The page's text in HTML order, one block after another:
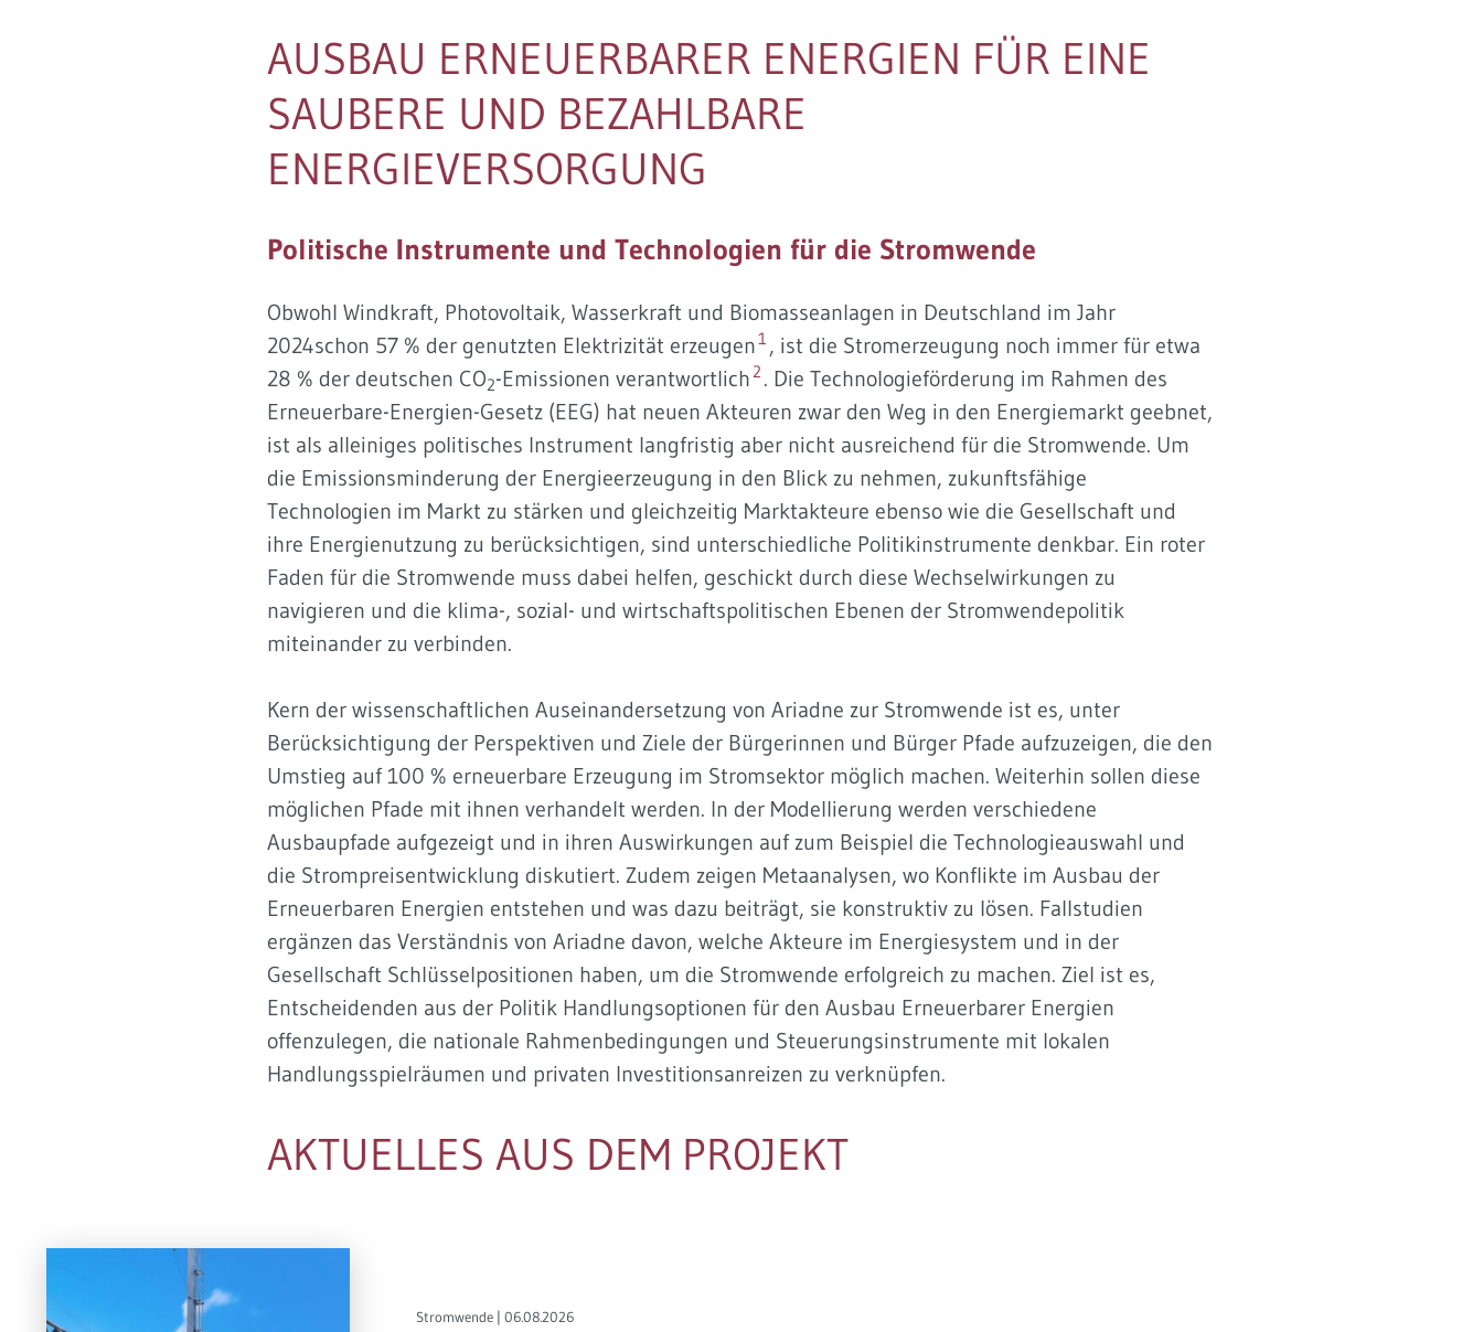
AUSBAU ERNEUERBARER ENERGIEN FÜR EINE
SAUBERE UND BEZAHLBARE
ENERGIEVERSORGUNG
Politische Instrumente und Technologien für die Stromwende
Obwohl Windkraft, Photovoltaik, Wasserkraft und Biomasseanlagen in Deutschland im Jahr
2024schon 57 % der genutzten Elektrizität erzeugen1 , ist die Stromerzeugung noch immer für etwa
28 % der deutschen CO2-Emissionen verantwortlich2 . Die Technologieförderung im Rahmen des
Erneuerbare-Energien-Gesetz (EEG) hat neuen Akteuren zwar den Weg in den Energiemarkt geebnet,
ist als alleiniges politisches Instrument langfristig aber nicht ausreichend für die Stromwende. Um
die Emissionsminderung der Energieerzeugung in den Blick zu nehmen, zukunftsfähige
Technologien im Markt zu stärken und gleichzeitig Marktakteure ebenso wie die Gesellschaft und
ihre Energienutzung zu berücksichtigen, sind unterschiedliche Politikinstrumente denkbar. Ein roter
Faden für die Stromwende muss dabei helfen, geschickt durch diese Wechselwirkungen zu
navigieren und die klima-, sozial- und wirtschaftspolitischen Ebenen der Stromwendepolitik
miteinander zu verbinden.
Kern der wissenschaftlichen Auseinandersetzung von Ariadne zur Stromwende ist es, unter
Berücksichtigung der Perspektiven und Ziele der Bürgerinnen und Bürger Pfade aufzuzeigen, die den
Umstieg auf 100 % erneuerbare Erzeugung im Stromsektor möglich machen. Weiterhin sollen diese
möglichen Pfade mit ihnen verhandelt werden. In der Modellierung werden verschiedene
Ausbaupfade aufgezeigt und in ihren Auswirkungen auf zum Beispiel die Technologieauswahl und
die Strompreisentwicklung diskutiert. Zudem zeigen Metaanalysen, wo Konflikte im Ausbau der
Erneuerbaren Energien entstehen und was dazu beiträgt, sie konstruktiv zu lösen. Fallstudien
ergänzen das Verständnis von Ariadne davon, welche Akteure im Energiesystem und in der
Gesellschaft Schlüsselpositionen haben, um die Stromwende erfolgreich zu machen. Ziel ist es,
Entscheidenden aus der Politik Handlungsoptionen für den Ausbau Erneuerbarer Energien
offenzulegen, die nationale Rahmenbedingungen und Steuerungsinstrumente mit lokalen
Handlungsspielräumen und privaten Investitionsanreizen zu verknüpfen.
AKTUELLES AUS DEM PROJEKT
Stromwende | 06.08.2026
Soziales Nachhaltigkeitsbarometer